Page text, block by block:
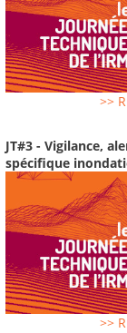
>>
JT#3 - Vigilance,
spécifique
>>